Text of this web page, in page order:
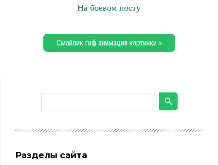
На боевом посту
Смайлик гиф анимация картинки »
Разделы сайта